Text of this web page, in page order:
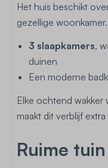
Het huis beschikt
gezellige
3 slaapkamers,
duinen
Een moderne
Elke ochtend
maakt dit verblijf
Ruime